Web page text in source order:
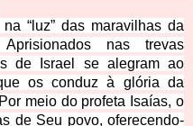
“luz” das maravilhas da
nas trevas
de Israel se alegram ao
os conduz à glória da
meio do profeta Isaías, o
de Seu povo, oferecendo-